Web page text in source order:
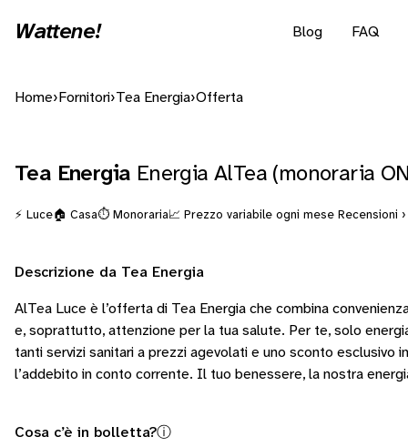
Wattene! Blog FAQ
Home› Fornitori›Tea Energia›Offerta
Tea Energia Energia AlTea (monoraria
⚡ Luce🏠 Casa⏱️ Monoraria📈 Prezzo variabile ogni mese Recensioni ›
Descrizione da Tea Energia
AlTea Luce è l’offerta di Tea Energia che combina
e, soprattutto, attenzione per la tua salute. Per te, solo
tanti servizi sanitari a prezzi agevolati e uno sconto esclusivo
l’addebito in conto corrente. Il tuo benessere, la nostra
Cosa c’è in bolletta?ⓘ